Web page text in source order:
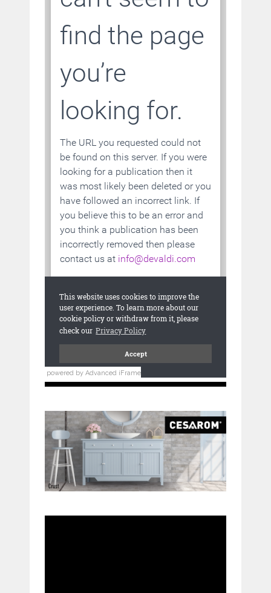
powered by Advanced iFrame